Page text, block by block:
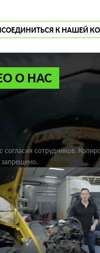
К НАШЕЙ
О НАС
согласия сотрудников.